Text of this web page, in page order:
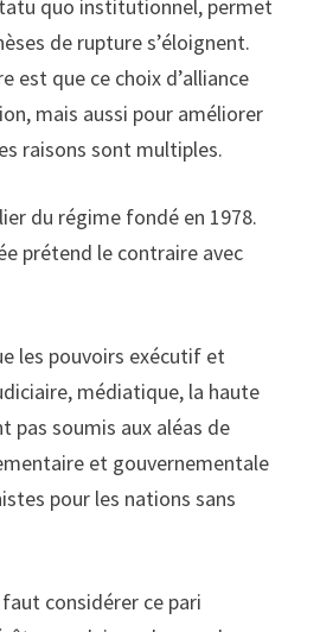
quo institutionnel, permet
de rupture s’éloignent.
est que ce choix d’alliance
mais aussi pour améliorer
raisons sont multiples.
du régime fondé en 1978.
prétend le contraire avec
les pouvoirs exécutif et
médiatique, la haute
pas soumis aux aléas de
et gouvernementale
pour les nations sans
considérer ce pari